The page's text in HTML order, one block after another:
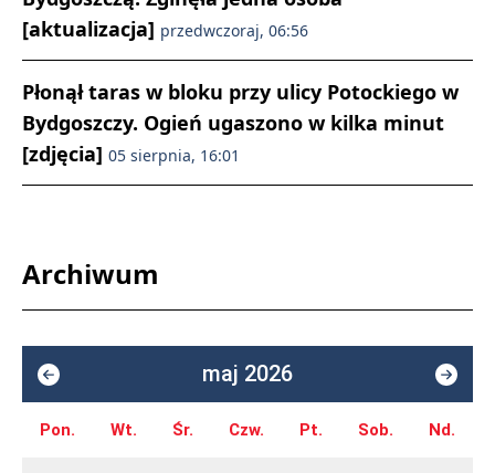
[aktualizacja] przedwczoraj, 06:56
Płonął taras w bloku przy ulicy Potockiego w
Bydgoszczy. Ogień ugaszono w kilka minut
[zdjęcia] 05 sierpnia, 16:01
Archiwum
maj 2026
Pon. Wt. Śr. Czw. Pt. Sob. Nd.